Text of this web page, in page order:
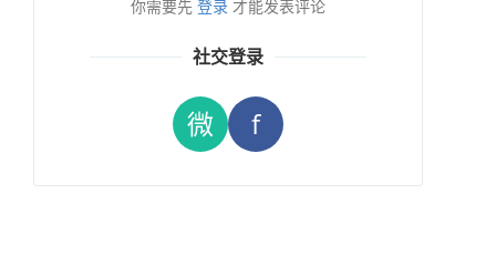
你需要先 登录 才能发表评论
社交登录
微 f